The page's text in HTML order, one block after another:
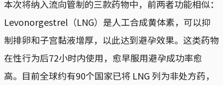
本次将纳入流向管制的三款药物中，前两者功能相似：
Levonorgestrel（LNG）是人工合成黄体素，可以抑
制排卵和子宫黏液增厚，以此达到避孕效果。这类药物
在性行为后72小时内使用，愈早服用避孕成功率愈
高。目前全球约有90个国家已将 LNG 列为非处方药，